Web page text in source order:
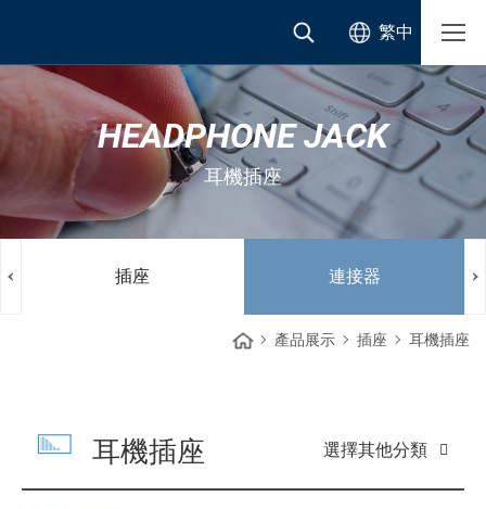
繁中
HEADPHONE JACK
耳機插座
插座 連接器
產品展示 插座 耳機插座
選擇其他分類
耳機插座